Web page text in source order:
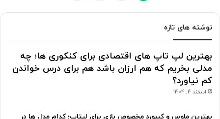
نوشته های تازه
بهترین لپ تاپ های اقتصادی برای کنکوری ها؛ چه
مدلی بخریم که هم ارزان باشد هم برای درس خواندن
کم نیاورد؟
اسفند 4, 1404
بهترین ماوس و کیبورد مخصوص بازی برای لپتاپ؛ کدام مدل ها در